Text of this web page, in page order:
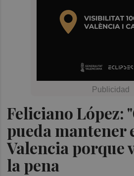
Feliciano López:
pueda mantener
Valencia porque
la pena